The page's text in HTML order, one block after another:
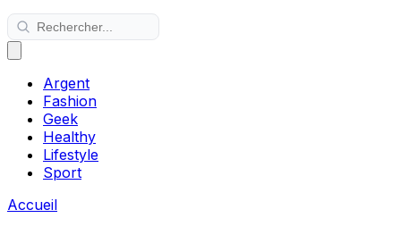
Argent
Fashion
Geek
Healthy
Lifestyle
Sport
Accueil